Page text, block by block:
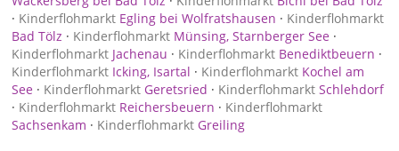
· Kinderflohmarkt Egling bei Wolfratshausen · Kinderflohmarkt
Bad Tölz · Kinderflohmarkt Münsing, Starnberger See ·
Kinderflohmarkt Jachenau · Kinderflohmarkt Benediktbeuern ·
Kinderflohmarkt Icking, Isartal · Kinderflohmarkt Kochel am
See · Kinderflohmarkt Geretsried · Kinderflohmarkt Schlehdorf
· Kinderflohmarkt Reichersbeuern · Kinderflohmarkt
Sachsenkam · Kinderflohmarkt Greiling